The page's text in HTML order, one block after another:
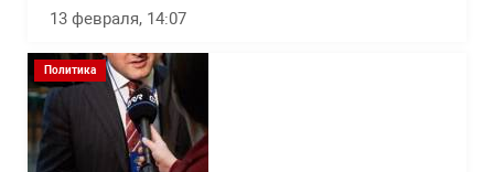
13 февраля, 14:07
Политика